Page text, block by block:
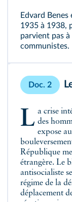
Edvard
1935 à 1938,
parvient pas
communistes.
Doc. 2
La crise intérieure provoquée à l'improviste par des
expose
République
étrangère. Le
antisocialiste
régime de la
déplacement